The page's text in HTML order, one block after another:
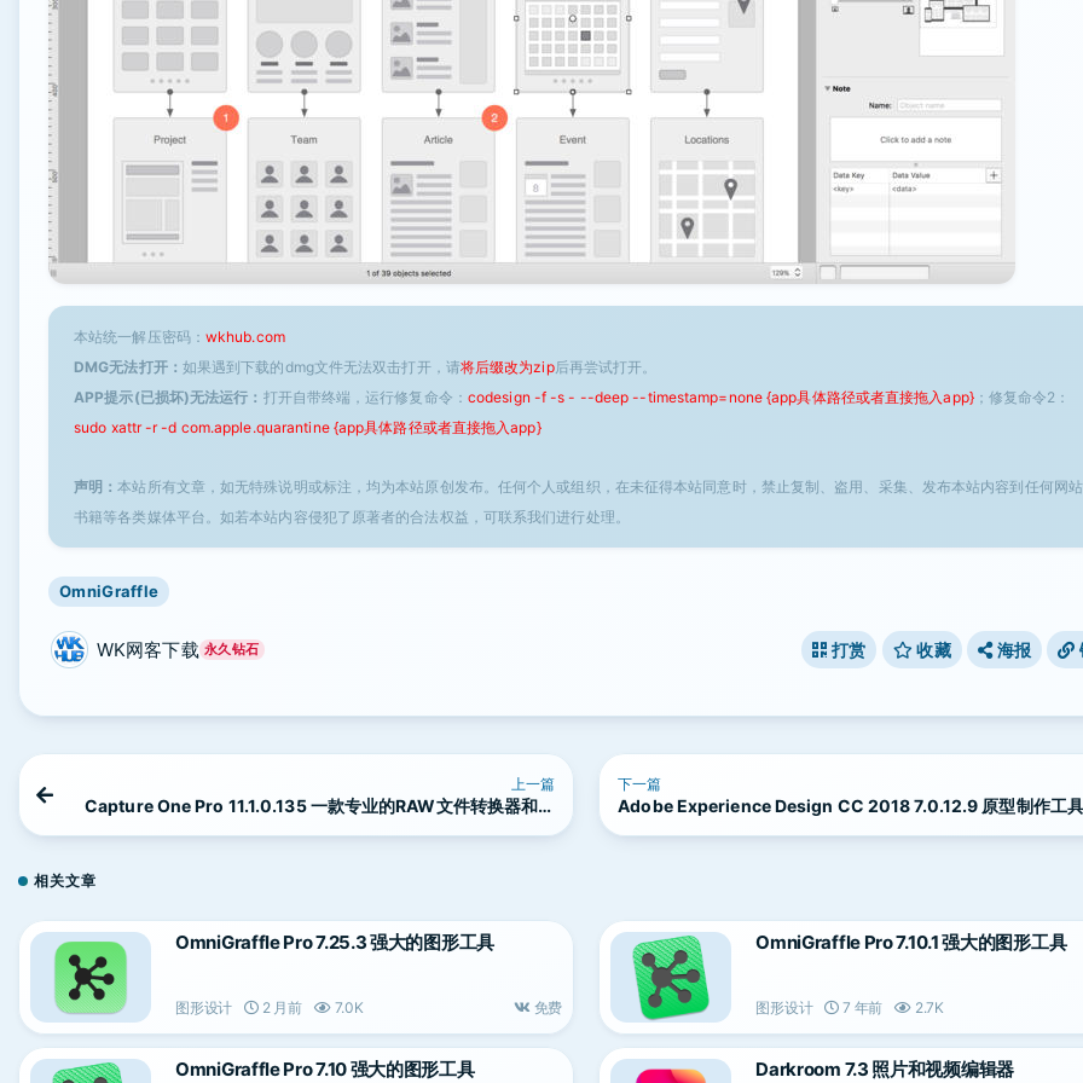
本站统一解压密码： wkhub.com
DMG无法打开： 如果遇到下载的dmg文件无法双击打开，请将后缀改为zip后再尝试打开。
APP提示(已损坏)无法运行： 打开自带终端，运行修复命令： codesign -f -s - --deep --timestamp=none {app具体路径或者直接拖入app}；修复命令2：
sudo xattr -r -d com.apple.quarantine {app具体路径或者直接拖入app}
声明：本站所有文章，如无特殊说明或标注，均为本站原创发布。任何个人或组织，在未征得本站同意时，禁止复制、盗用、采集、发布本站内容到任何网
书籍等各类媒体平台。如若本站内容侵犯了原著者的合法权益，可联系我们进行处理。
OmniGraffle
WK网客下载 永久钻石 打赏 收藏 海报
上一篇
Capture One Pro 11.1.0.135 一款专业的RAW文件转换器和图
下一篇
Adobe Experience Design CC 2018 7.0.12.9 原型制作工具
相关文章
OmniGraffle Pro 7.25.3 强大的图形工具
图形设计 2 月前 7.0K 免费
OmniGraffle Pro 7.10.1 强大的图形工具
图形设计 7 年前 2.7K
OmniGraffle Pro 7.10 强大的图形工具 Darkroom 7.3 照片和视频编辑器